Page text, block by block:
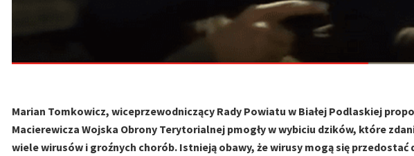
Marian Tomkowicz, wiceprzewodniczący Rady Powiatu w Białej Podlaskiej
Macierewicza Wojska Obrony Terytorialnej pmogły w wybiciu dzików, które
wiele wirusów i groźnych chorób. Istnieją obawy, że wirusy mogą się